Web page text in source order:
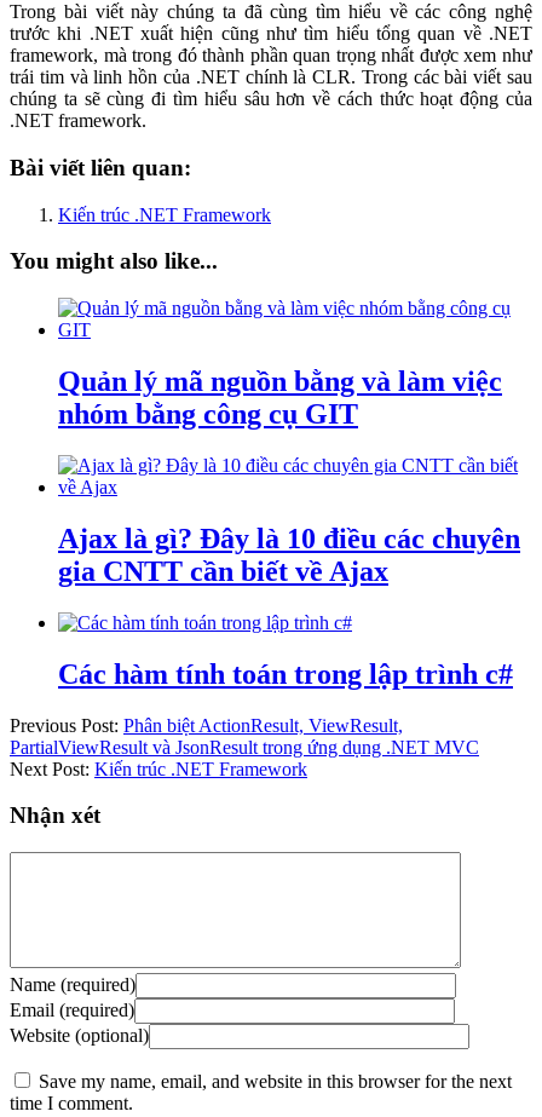
Trong bài viết này chúng ta đã cùng tìm hiểu về các công nghệ
trước khi .NET xuất hiện cũng như tìm hiểu tổng quan về .NET
framework, mà trong đó thành phần quan trọng nhất được xem như
trái tim và linh hồn của .NET chính là CLR. Trong các bài viết sau
chúng ta sẽ cùng đi tìm hiểu sâu hơn về cách thức hoạt động của
.NET framework.
Bài viết liên quan:
Kiến trúc .NET Framework
You might also like...
Quản lý mã nguồn bằng và làm việc
nhóm bằng công cụ GIT
Ajax là gì? Đây là 10 điều các chuyên
gia CNTT cần biết về Ajax
Các hàm tính toán trong lập trình c#
Previous Post: Phân biệt ActionResult, ViewResult,
PartialViewResult và JsonResult trong ứng dụng .NET MVC
Next Post: Kiến trúc .NET Framework
Nhận xét
Name (required)
Email (required)
Website (optional)
Save my name, email, and website in this browser for the next
time I comment.